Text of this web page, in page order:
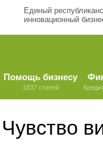
Единый
инновационный
Помощь бизнесу
1837 статей
Чувство